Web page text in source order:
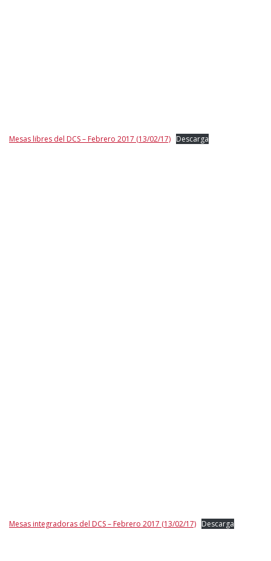
Mesas libres del DCS – Febrero 2017 (13/02/17) Descarga
Mesas integradoras del DCS – Febrero 2017 (13/02/17) Descarga